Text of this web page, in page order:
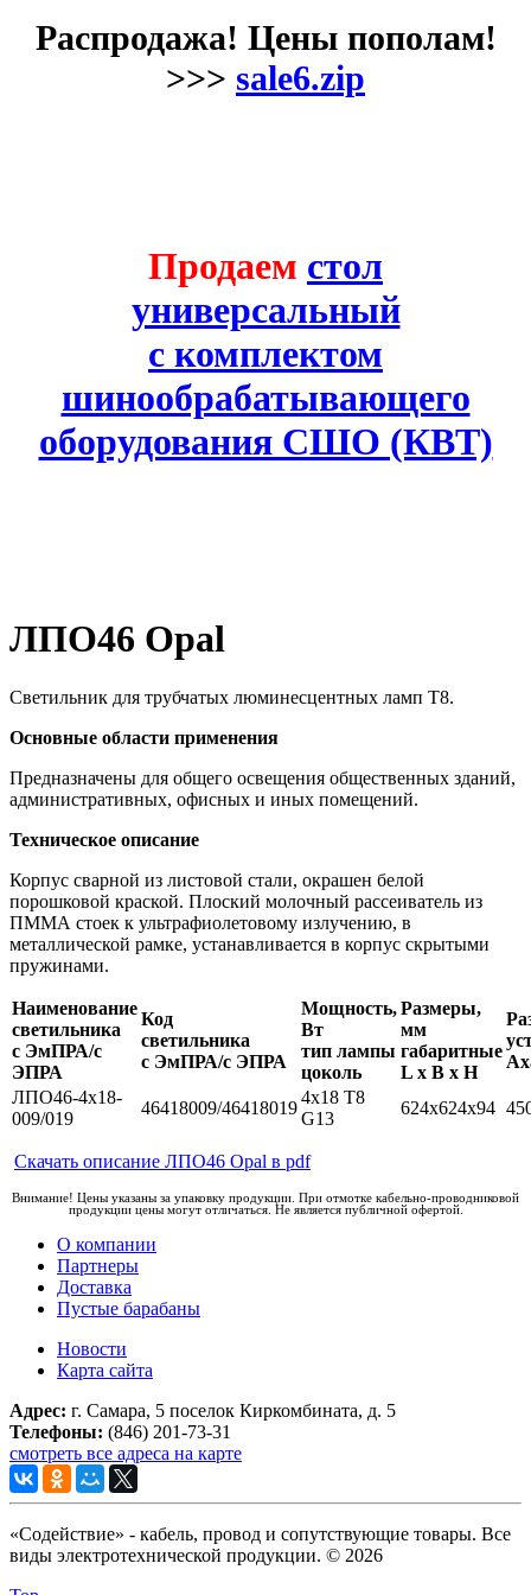
Распродажа! Цены пополам!
>>> sale6.zip
Продаем стол
универсальный
с комплектом
шинообрабатывающего
оборудования СШО (КВТ)
ЛПО46 Opal
Светильник для трубчатых люминесцентных ламп Т8.
Основные области применения
Предназначены для общего освещения общественных зданий,
административных, офисных и иных помещений.
Техническое описание
Корпус сварной из листовой стали, окрашен белой
порошковой краской. Плоский молочный рассеиватель из
ПММА стоек к ультрафиолетовому излучению, в
металлической рамке, устанавливается в корпус скрытыми
пружинами.
Наименование
светильника
с ЭмПРА/с
ЭПРА
Код
светильника
с ЭмПРА/с ЭПРА
Мощность,
Вт
тип лампы
цоколь
Размеры,
мм
габаритные
L x B x H
ЛПО46-4х18-
009/019
46418009/46418019
4х18 T8
G13
624х624х94
Скачать описание ЛПО46 Opal в pdf
Внимание! Цены указаны за упаковку продукции. При отмотке кабельно-проводниковой
продукции цены могут отличаться. Не является публичной офертой.
О компании
Партнеры
Доставка
Пустые барабаны
Новости
Карта сайта
Адрес: г. Самара, 5 поселок Киркомбината, д. 5
Телефоны: (846) 201-73-31
смотреть все адреса на карте
«Содействие» - кабель, провод и сопутствующие товары. Все
виды электротехнической продукции. © 2026